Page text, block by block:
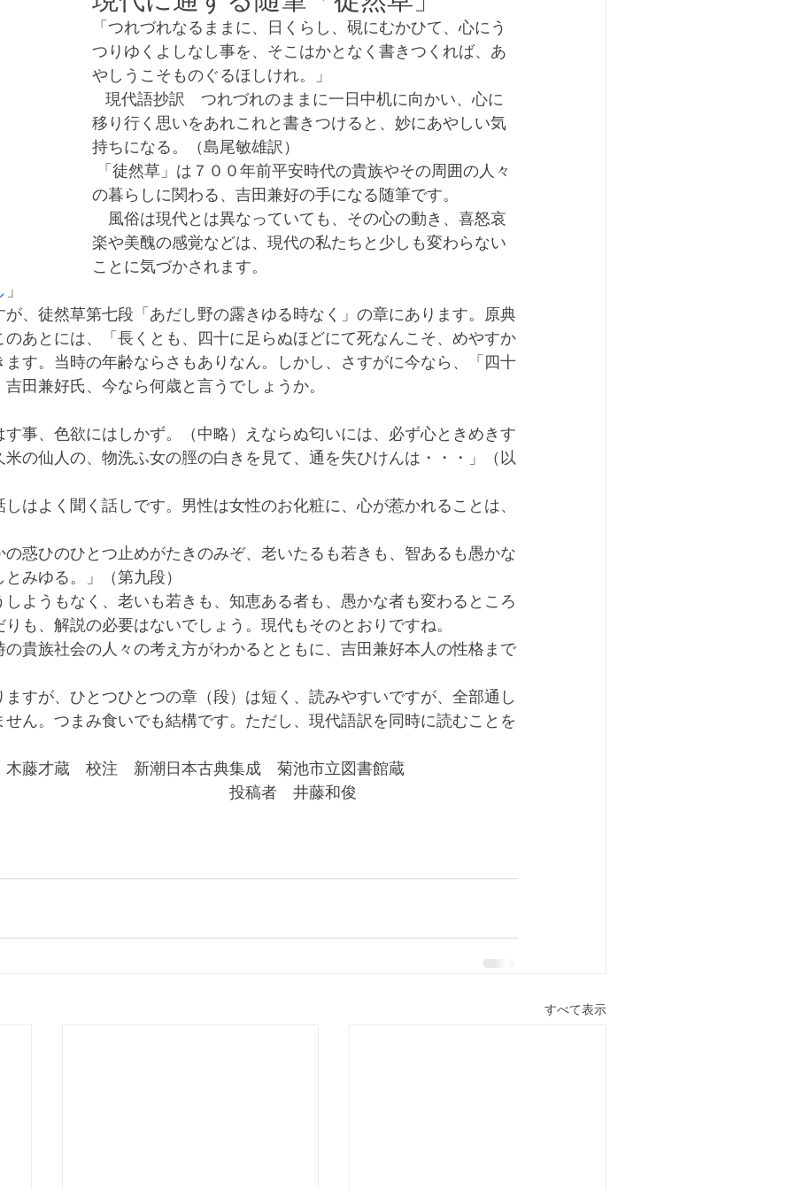
「つれづれなるままに、日くらし、硯にむかひて、心にう
つりゆくよしなし事を、そこはかとなく書きつくれば、あ
やしうこそものぐるほしけれ。」
移り行く思いをあれこれと書きつけると、妙にあやしい気
持ちになる。（島尾敏雄訳）
の暮らしに関わる、吉田兼好の手になる随筆です。
風俗は現代とは異なっていても、その心の動き、喜怒哀
楽や美醜の感覚などは、現代の私たちと少しも変わらない
ことに気づかされます。
」
、徒然草第七段「あだし野の露きゆる時なく」の章にあります。原典
のあとには、「長くとも、四十に足らぬほどにて死なんこそ、めやすか
ます。当時の年齢ならさもありなん。しかし、さすがに今なら、「四十
田兼好氏、今なら何歳と言うでしょうか。
す事、色欲にはしかず。（中略）えならぬ匂いには、必ず心ときめきす
米の仙人の、物洗ふ女の脛の白きを見て、通を失ひけんは・・・」（以
しはよく聞く話しです。男性は女性のお化粧に、心が惹かれることは、
の惑ひのひとつ止めがたきのみぞ、老いたるも若きも、智あるも愚かな
みゆる。」（第九段）
しようもなく、老いも若きも、知恵ある者も、愚かな者も変わるところ
も、解説の必要はないでしょう。現代もそのとおりですね。
貴族社会の人々の考え方がわかるとともに、吉田兼好本人の性格まで
すが、ひとつひとつの章（段）は短く、読みやすいですが、全部通し
せん。つまみ食いでも結構です。ただし、現代語訳を同時に読むことを
藤才蔵　校注　新潮日本古典集成　菊池市立図書館蔵
　井藤和俊
すべて表示